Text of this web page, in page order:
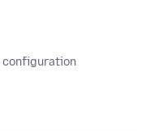
configuration